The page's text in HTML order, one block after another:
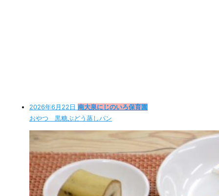
2026年6月22日 南大泉にじのいろ保育園
おやつ 黒糖ぶどう蒸しパン